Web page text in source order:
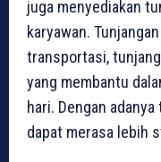
juga menyediakan
karyawan.
transportasi,
yang membantu
hari. Dengan
dapat merasa lebih